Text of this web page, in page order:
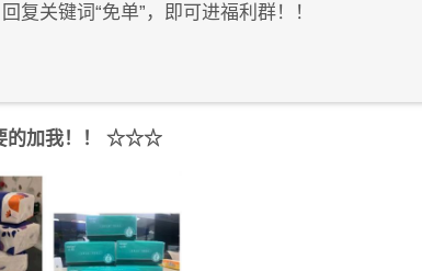
关键词“免单”，即可进福利群！！
的加我！！ ☆☆☆